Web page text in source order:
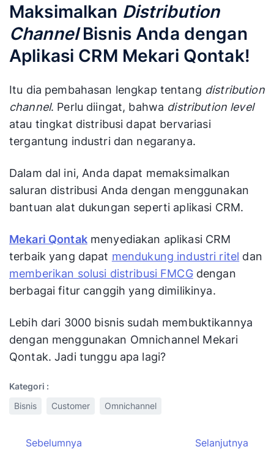
Maksimalkan Distribution
ChannelBisnis Anda dengan
Aplikasi CRM Mekari Qontak!
Itu dia pembahasan lengkap tentang distribution
channel. Perlu diingat, bahwa distribution level
atau tingkat distribusi dapat bervariasi
tergantung industri dan negaranya.
Dalam dal ini, Anda dapat memaksimalkan
saluran distribusi Anda dengan menggunakan
bantuan alat dukungan seperti aplikasi CRM.
Mekari Qontakmenyediakan aplikasi CRM
terbaik yang dapat mendukung industri ritel dan
memberikan solusi distribusi FMCGdengan
berbagai fitur canggih yang dimilikinya.
Lebih dari 3000 bisnis sudah membuktikannya
dengan menggunakan Omnichannel Mekari
Qontak. Jadi tunggu apa lagi?
Kategori :
Bisnis
Customer Omnichannel
Sebelumnya Selanjutnya